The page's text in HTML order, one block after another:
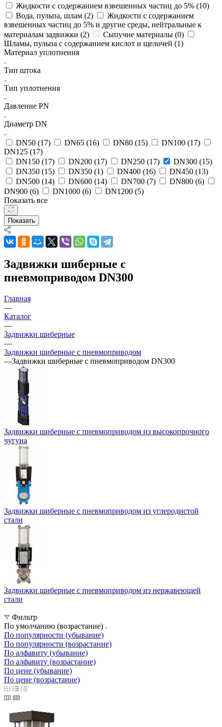
Жидкости с содержанием взвешенных частиц до 5% (10)
Вода, пульпа, шлам (2)
Жидкости с содержанием
взвешенных частиц до 5% и другие среды, нейтральные к
материалам задвижки (2) Сыпучие материалы (0)
Шламы, пульпа с содержанием кислот и щелочей (1)
Материал уплотнения
Тип штока
Тип уплотнения
Давление PN
Диаметр DN
DN50 (17) DN65 (16) DN80 (15) DN100 (17)
DN125 (17)
DN150 (17) DN200 (17) DN250 (17) DN300 (15)
DN350 (15) DN350 (1) DN400 (16) DN450 (13)
DN500 (14) DN600 (14) DN700 (7) DN800 (6)
DN900 (6) DN1000 (6) DN1200 (5)
Показать все
Показать
Задвижки шиберные с
пневмоприводом DN300
Главная
—
Каталог
—
Задвижки шиберные
—
Задвижки шиберные с пневмоприводом
—Задвижки шиберные с пневмоприводом DN300
Задвижки шиберные с пневмоприводом из высокопрочного
чугуна
Задвижки шиберные с пневмоприводом из углеродистой
стали
Задвижки шиберные с пневмоприводом из нержавеющей
стали
Фильтр
По умолчанию (возрастание)
По популярности (убывание)
По популярности (возрастание)
По алфавиту (убывание)
По алфавиту (возрастание)
По цене (убывание)
По цене (возрастание)